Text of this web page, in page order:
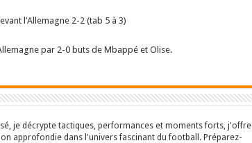
l’Allemagne 2-2 (tab 5 à 3)
par 2-0 buts de Mbappé et Olise.
je décrypte tactiques, performances et moments forts, j'offre
approfondie dans l'univers fascinant du football. Préparez-